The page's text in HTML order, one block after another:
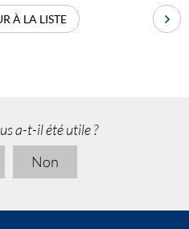
À LA LISTE
a-t-il été utile ?
Non